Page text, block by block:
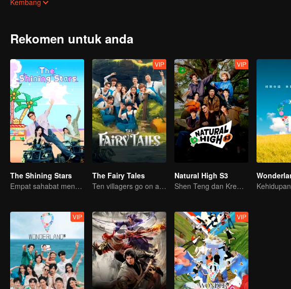
mengelak syaitan.
Kembang
Rekomen untuk anda
The Shining Stars
Empat sahabat menguji semangat berpasukan
VIP
The Fairy Tales
Ten villagers go on a trip to Xingshou Village
VIP
Natural High S3
Shen Teng dan Krew Bersatu Lagi
VIP VIP